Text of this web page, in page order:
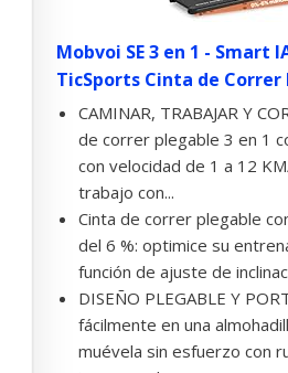
Mobvoi SE 3 en 1 - Smart
TicSports Cinta de Correr
CAMINAR, TRABAJAR Y
de correr plegable 3 en 1
con velocidad de 1 a 12
trabajo con...
Cinta de correr plegable
del 6 %: optimice su
función de ajuste de
DISEÑO PLEGABLE Y
fácilmente en una
muévela sin esfuerzo con